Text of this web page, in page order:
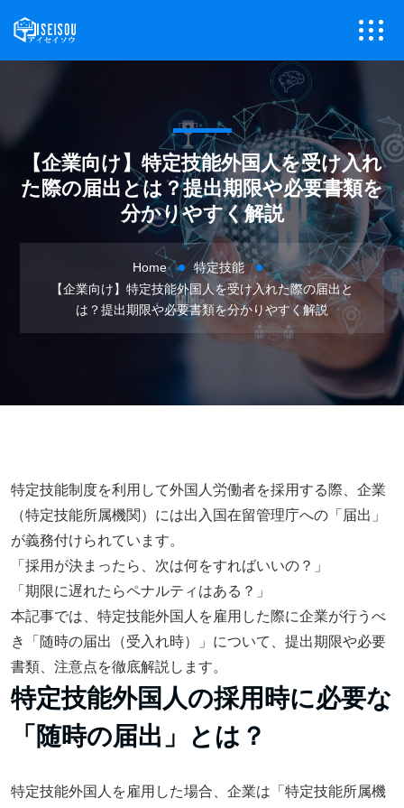
【企業向け】特定技能外国人を受け入れ
た際の届出とは？提出期限や必要書類を
分かりやすく解説
Home
特定技能
【企業向け】特定技能外国人を受け入れた際の届出と
は？提出期限や必要書類を分かりやすく解説
特定技能制度を利用して外国人労働者を採用する際、企業
（特定技能所属機関）には出入国在留管理庁への「届出」
が義務付けられています。
「採用が決まったら、次は何をすればいいの？」
「期限に遅れたらペナルティはある？」
本記事では、特定技能外国人を雇用した際に企業が行うべ
き「随時の届出（受入れ時）」について、提出期限や必要
書類、注意点を徹底解説します。
特定技能外国人の採用時に必要な
「随時の届出」とは？
特定技能外国人を雇用した場合、企業は「特定技能所属機